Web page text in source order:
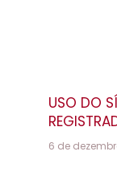
USO DO
6 de